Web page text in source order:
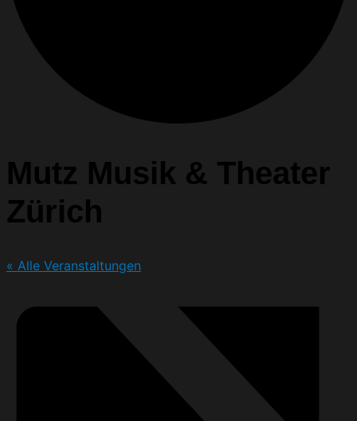
Mutz Musik & Theater
Zürich
« Alle Veranstaltungen